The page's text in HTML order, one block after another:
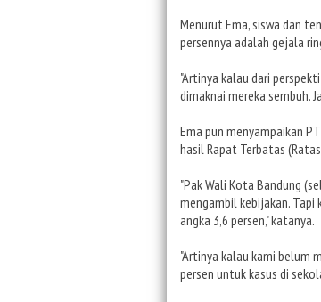
Menurut Ema, siswa dan
persennya adalah gejala
"Artinya kalau dari
dimaknai mereka sembuh.
Ema pun menyampaikan
hasil Rapat Terbatas
"Pak Wali Kota Bandung
mengambil kebijakan.
angka 3,6 persen," katanya.
"Artinya kalau kami belum
persen untuk kasus di